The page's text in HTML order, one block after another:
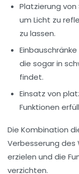
Platzierung von
um Licht zu
zu lassen.
die sogar in
findet.
Einsatz von
Funktionen
Die Kombination
Verbesserung des
erzielen und die
verzichten.